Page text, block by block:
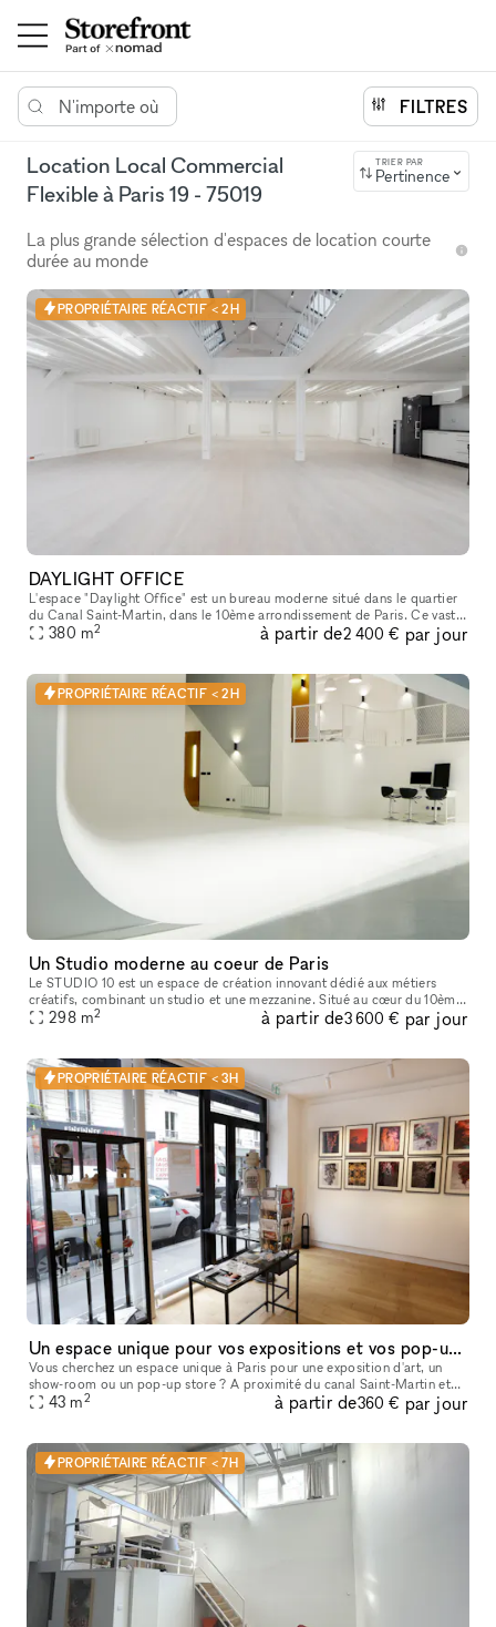
N'importe où FILTRES
Location Local Commercial
Flexible à Paris 19 - 75019
TRIER PAR
Pertinence
La plus grande sélection d'espaces de location courte
durée au monde
PROPRIÉTAIRE RÉACTIF < 2H
DAYLIGHT OFFICE
L'espace "Daylight Office" est un bureau moderne situé dans le quartier
du Canal Saint-Martin, dans le 10ème arrondissement de Paris. Ce vaste
open space de 410m², répartis sur deux niveaux (1er et
380 m2 à partir de2 400 € par jour
PROPRIÉTAIRE RÉACTIF < 2H
Un Studio moderne au coeur de Paris
Le STUDIO 10 est un espace de création innovant dédié aux métiers
créatifs, combinant un studio et une mezzanine. Situé au cœur du 10ème
arrondissement de Paris, à proximité du Canal Saint-Martin,
298 m2 à partir de3 600 € par jour
PROPRIÉTAIRE RÉACTIF < 3H
Un espace unique pour vos expositions et vos pop-up stores
Vous cherchez un espace unique à Paris pour une exposition d'art, un
show-room ou un pop-up store ? A proximité du canal Saint-Martin et
de celui de la Villette qui amène à la Philharmonie, à la cité
43 m2 à partir de360 € par jour
PROPRIÉTAIRE RÉACTIF < 7H